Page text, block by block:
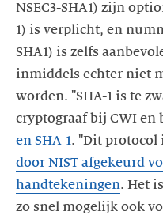
NSEC3-SHA1) zijn
1) is verplicht, en
SHA1) is zelfs
inmiddels echter niet
worden. "SHA-1 is te
cryptograaf bij CWI en
en SHA-1. "Dit protocol
door NIST afgekeurd
handtekeningen. Het
zo snel mogelijk ook